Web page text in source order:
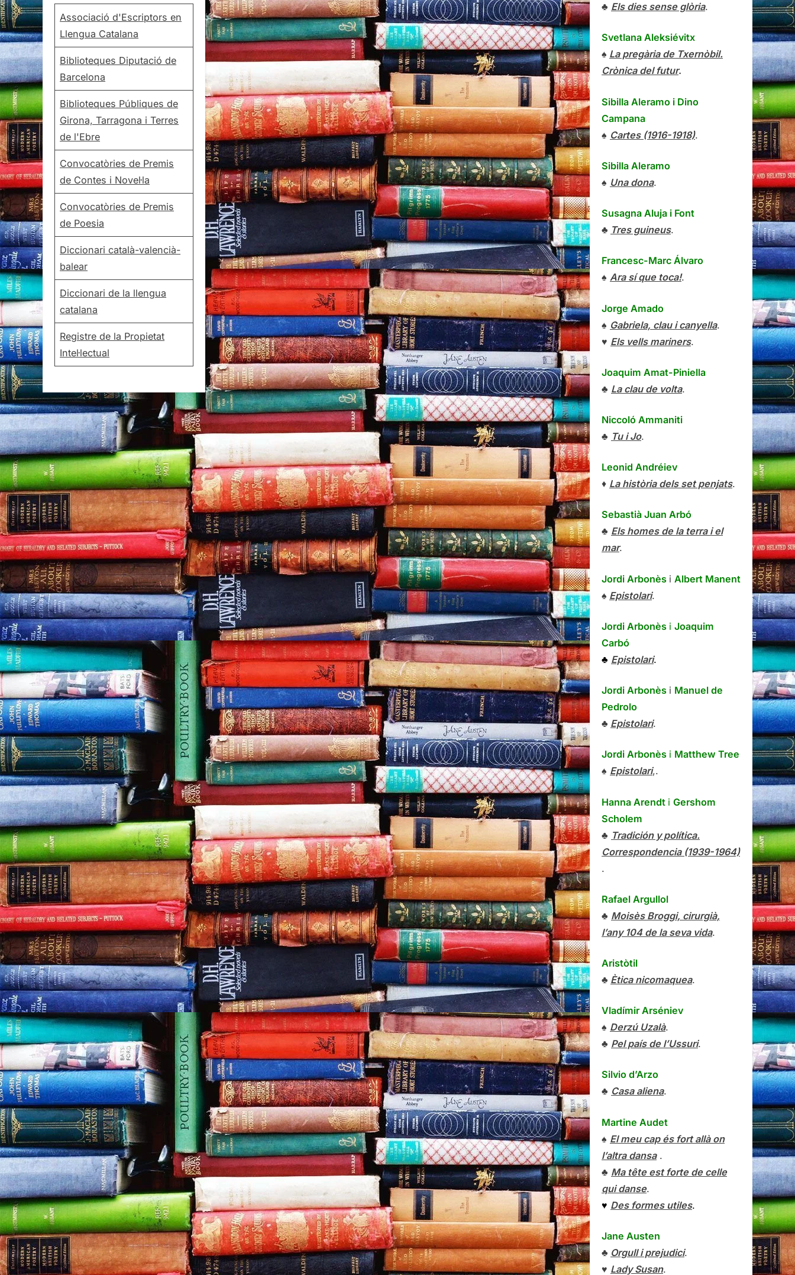
Associació d'Escriptors en
Llengua Catalana
Biblioteques Diputació de
Barcelona
Biblioteques Públiques de
Girona, Tarragona i Terres
de l'Ebre
Convocatòries de Premis
de Contes i Novel·la
Convocatòries de Premis
de Poesia
Diccionari català-valencià-
balear
Diccionari de la llengua
catalana
Registre de la Propietat
Intel·lectual
♣ Els dies sense glòria.
Svetlana Aleksiévitx
♠ La pregària de Txernòbil.
Crònica del futur.
Sibilla Aleramo i Dino
Campana
♠ Cartes (1916-1918).
Sibilla Aleramo
♠ Una dona.
Susagna Aluja i Font
♣ Tres guineus.
Francesc-Marc Álvaro
♠ Ara sí que toca!.
Jorge Amado
♠ Gabriela, clau i canyella.
♥ Els vells mariners.
Joaquim Amat-Piniella
♣ La clau de volta.
Niccoló Ammaniti
♣ Tu i Jo.
Leonid Andréiev
♦ La història dels set penjats.
Sebastià Juan Arbó
♣ Els homes de la terra i el
mar.
Jordi Arbonès i Albert Manent
♠ Epistolari.
Jordi Arbonès i Joaquim
Carbó
♣ Epistolari.
Jordi Arbonès i Manuel de
Pedrolo
♣ Epistolari.
Jordi Arbonès i Matthew Tree
♠ Epistolari,.
Hanna Arendt i Gershom
Scholem
♣ Tradición y política.
Correspondencia (1939-1964)
.
Rafael Argullol
♣ Moisès Broggi, cirurgià,
l’any 104 de la seva vida.
Aristòtil
♣ Ètica nicomaquea.
Vladímir Arséniev
♠ Derzú Uzalà.
♣ Pel país de l’Ussuri.
Silvio d’Arzo
♣ Casa aliena.
Martine Audet
♠ El meu cap és fort allà on
l’altra dansa.
♣ Ma tête est forte de celle
qui danse.
♥ Des formes utiles.
Jane Austen
♣ Orgull i prejudici.
♥ Lady Susan.